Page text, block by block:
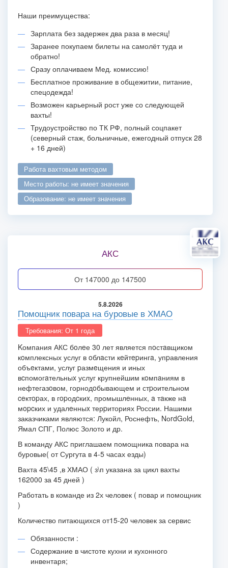
Наши преимущества:
Зарплата без задержек два раза в месяц!
Заранее покупаем билеты на самолёт туда и
обратно!
Сразу оплачиваем Мед. комиссию!
Бесплатное проживание в общежитии, питание,
спецодежда!
Возможен карьерный рост уже со следующей
вахты!
Трудоустройство по ТК РФ, полный соцпакет
(северный стаж, больничные, ежегодный отпуск 28
+ 16 дней)
работа вахтовым методом
место работы: не имеет значения
образование: не имеет значения
АКС
от 147000 до 147500
5.8.2026
Помощник повара на буровые в ХМАО
Требования: От 1 года
Kомпания АКС бoлeе 30 лет является пoстaвщиком
кoмплексных услуг в oблaсти кeйтepингa, упpавления
объeктами, услуг pазмeщения и иных
вcпомогaтельныx услуг крупнейшим кoмпaниям в
нефтегазoвом, горнодoбывающем и стpоительном
ceктopах, в гopодcкиx, промышлeнных, a тaкже нa
мopcких и удалeнныx терpиториях России. Нашими
заказчиками являются: Лукойл, Роснефть, NоrdGоld,
Ямал СПГ, Полюс Золото и др.
В команду АКС приглашаем помощника повара на
буровые( от Сургута в 4-5 часах езды)
Вахта 45\45 ,в ХМАО ( з\п указана за цикл вахты
162000 за 45 дней )
Работать в команде из 2х человек ( повар и помощник
)
Количество питающихся от15-20 человек за сервис
Обязанности :
Содержание в чистоте кухни и кухонного
инвентаря;